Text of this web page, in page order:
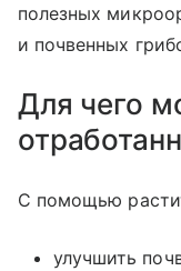
полезных
и почвенных
Для чего
С помощью
улучшить